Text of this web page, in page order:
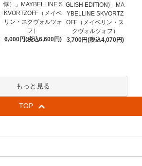
悸）」MAYBELLINE S
KVORTZOFF（メイベ
リン・スクヴォルツォ
フ）
6,000円(税込6,600円)
GLISH EDITION)」MA
YBELLINE SKVORTZ
OFF（メイベリン・ス
クヴォルツォフ）
3,700円(税込4,070円)
もっと見る
TOP